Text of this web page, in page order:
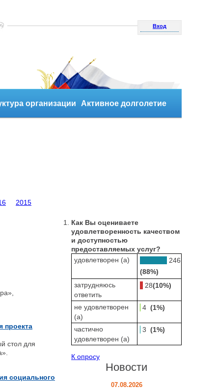
Вход
организации Активное долголетие
2015
проекта
стол для
социального
Как Вы оцениваете
удовлетворенность качеством
и доступностью
предоставляемых услуг?
удовлетворен (а)
246
(88%)
затрудняюсь
ответить
28(10%)
не удовлетворен
(а)
4 (1%)
частично
удовлетворен (а)
3 (1%)
К опросу
Новости
07.08.2026